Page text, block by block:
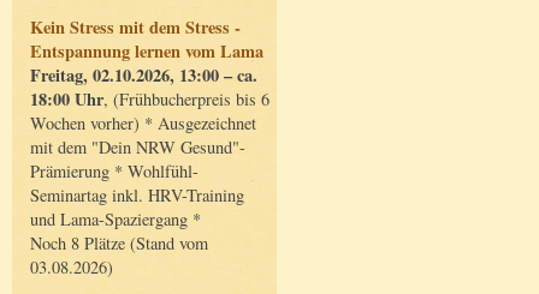
Kein Stress mit dem Stress -
Entspannung lernen vom Lama
Freitag, 02.10.2026, 13:00 – ca.
18:00 Uhr, (Frühbucherpreis bis 6
Wochen vorher) * Ausgezeichnet
mit dem "Dein NRW Gesund"-
Prämierung * Wohlfühl-
Seminartag inkl. HRV-Training
und Lama-Spaziergang *
Noch 8 Plätze (Stand vom
03.08.2026)